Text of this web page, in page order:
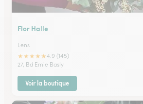
Flor Halle
Lens
★★★★★4.9 (145)
27, Bd Emie Basly
Voir la boutique